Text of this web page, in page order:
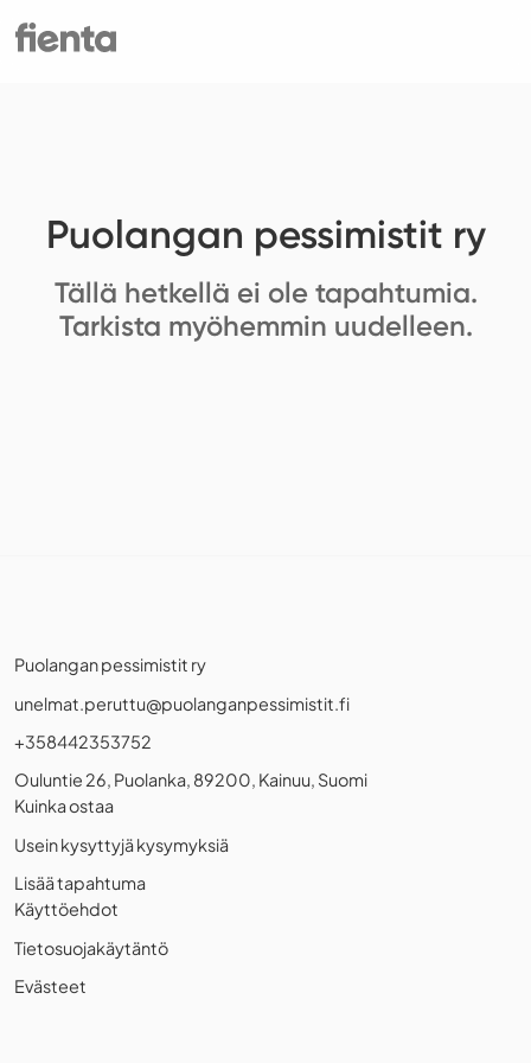
Puolangan pessimistit ry
Tällä hetkellä ei ole tapahtumia.
Tarkista myöhemmin uudelleen.
Puolangan pessimistit ry
unelmat.peruttu@puolanganpessimistit.fi
+358442353752
Ouluntie 26, Puolanka, 89200, Kainuu, Suomi
Kuinka ostaa
Usein kysyttyjä kysymyksiä
Lisää tapahtuma
Käyttöehdot
Tietosuojakäytäntö
Evästeet